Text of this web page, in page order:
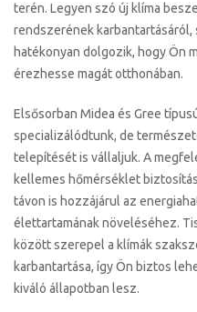
terén. Legyen szó új klíma
rendszerének karbantartásáról,
hatékonyan dolgozik, hogy Ön
érezhesse magát otthonában.
Elsősorban Midea és Gree
specializálódtunk, de
telepítését is vállaljuk. A
kellemes hőmérséklet
távon is hozzájárul az
élettartamának növeléséhez.
között szerepel a klímák
karbantartása, így Ön biztos
kiváló állapotban lesz.